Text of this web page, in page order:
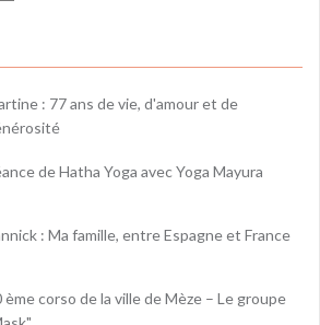
: 77 ans de vie, d'amour et de
de Hatha Yoga avec Yoga Mayura
: Ma famille, entre Espagne et France
ème corso de la ville de Mèze – Le groupe